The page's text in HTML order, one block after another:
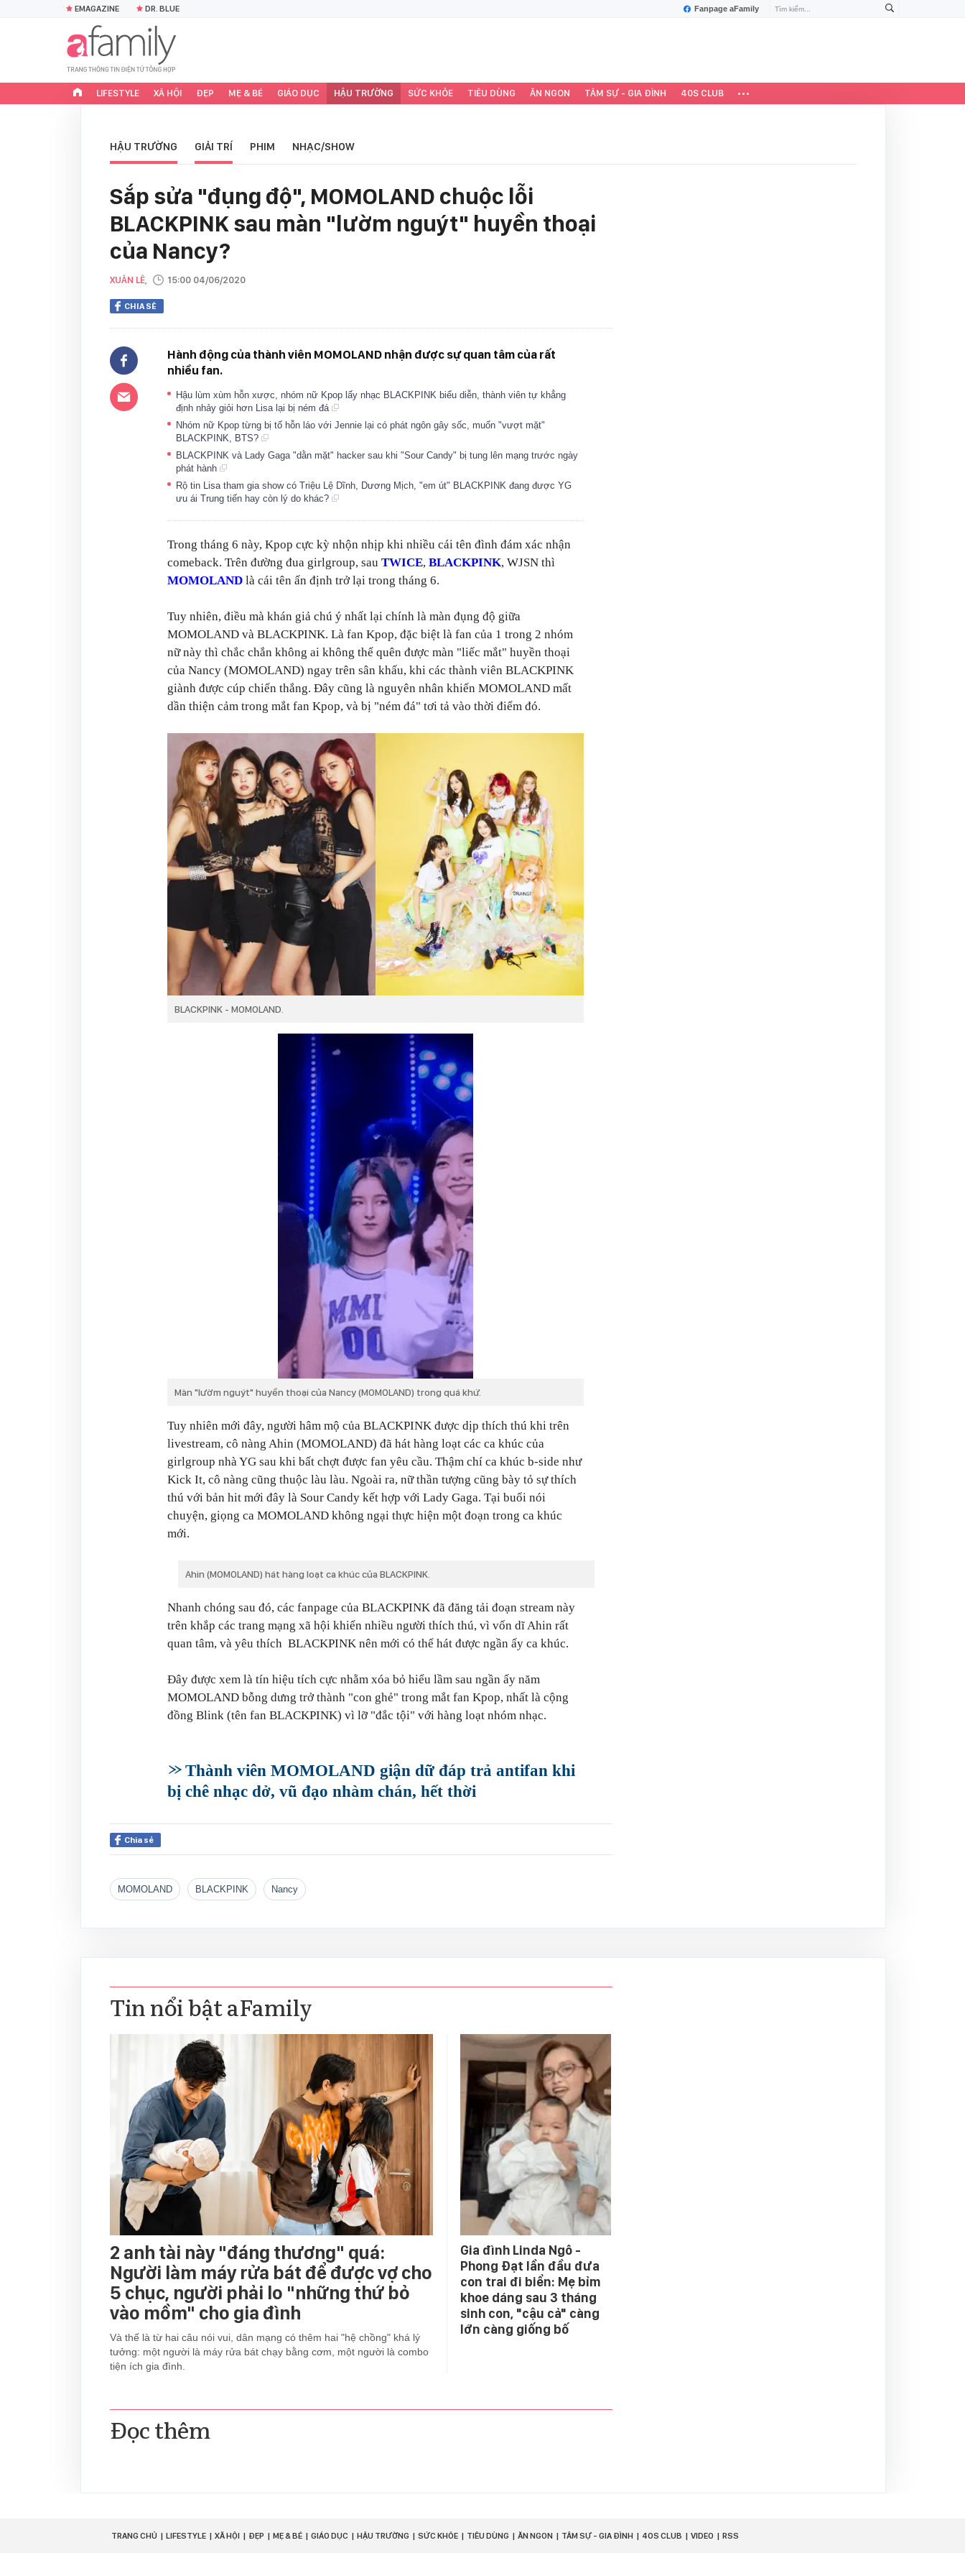
Fanpage aFamily
EMAGAZINE DR. BLUE
LIFESTYLE XÃ HỘI ĐẸP MẸ & BÉ GIÁO DỤC HẬU TRƯỜNG SỨC KHỎE TIÊU DÙNG ĂN NGON TÂM SỰ - GIA ĐÌNH 40S CLUB
HẬU TRƯỜNG GIẢI TRÍ PHIM NHẠC/SHOW
Sắp sửa "đụng độ", MOMOLAND chuộc lỗi
BLACKPINK sau màn "lườm nguýt" huyền thoại
của Nancy?
XUÂN LÊ, 15:00 04/06/2020
CHIA SẺ
Hành động của thành viên MOMOLAND nhận được sự quan tâm của rất
nhiều fan.
Hậu lùm xùm hỗn xược, nhóm nữ Kpop lấy nhạc BLACKPINK biểu diễn, thành viên tự khẳng
định nhảy giỏi hơn Lisa lại bị ném đá
Nhóm nữ Kpop từng bị tố hỗn láo với Jennie lại có phát ngôn gây sốc, muốn "vượt mặt"
BLACKPINK, BTS?
BLACKPINK và Lady Gaga "dằn mặt" hacker sau khi "Sour Candy" bị tung lên mạng trước ngày
phát hành
Rộ tin Lisa tham gia show có Triệu Lệ Dĩnh, Dương Mịch, "em út" BLACKPINK đang được YG
ưu ái Trung tiến hay còn lý do khác?
Trong tháng 6 này, Kpop cực kỳ nhộn nhịp khi nhiều cái tên đình đám xác nhận
comeback. Trên đường đua girlgroup, sau TWICE, BLACKPINK, WJSN thì
MOMOLAND là cái tên ấn định trở lại trong tháng 6.
Tuy nhiên, điều mà khán giả chú ý nhất lại chính là màn đụng độ giữa
MOMOLAND và BLACKPINK. Là fan Kpop, đặc biệt là fan của 1 trong 2 nhóm
nữ này thì chắc chắn không ai không thể quên được màn "liếc mắt" huyền thoại
của Nancy (MOMOLAND) ngay trên sân khấu, khi các thành viên BLACKPINK
giành được cúp chiến thắng. Đây cũng là nguyên nhân khiến MOMOLAND mất
dần thiện cảm trong mắt fan Kpop, và bị "ném đá" tơi tả vào thời điểm đó.
BLACKPINK - MOMOLAND.
Màn "lườm nguýt" huyền thoại của Nancy (MOMOLAND) trong quá khứ.
Tuy nhiên mới đây, người hâm mộ của BLACKPINK được dịp thích thú khi trên
livestream, cô nàng Ahin (MOMOLAND) đã hát hàng loạt các ca khúc của
girlgroup nhà YG sau khi bất chợt được fan yêu cầu. Thậm chí ca khúc b-side như
Kick It, cô nàng cũng thuộc làu làu. Ngoài ra, nữ thần tượng cũng bày tỏ sự thích
thú với bản hit mới đây là Sour Candy kết hợp với Lady Gaga. Tại buổi nói
chuyện, giọng ca MOMOLAND không ngại thực hiện một đoạn trong ca khúc
mới.
Ahin (MOMOLAND) hát hàng loạt ca khúc của BLACKPINK.
Nhanh chóng sau đó, các fanpage của BLACKPINK đã đăng tải đoạn stream này
trên khắp các trang mạng xã hội khiến nhiều người thích thú, vì vốn dĩ Ahin rất
quan tâm, và yêu thích BLACKPINK nên mới có thể hát được ngần ấy ca khúc.
Đây được xem là tín hiệu tích cực nhằm xóa bỏ hiểu lầm sau ngần ấy năm
MOMOLAND bỗng dưng trở thành "con ghẻ" trong mắt fan Kpop, nhất là cộng
đồng Blink (tên fan BLACKPINK) vì lỡ "đắc tội" với hàng loạt nhóm nhạc.
Thành viên MOMOLAND giận dữ đáp trả antifan khi
bị chê nhạc dở, vũ đạo nhàm chán, hết thời
Chia sẻ
MOMOLAND BLACKPINK Nancy
Tin nổi bật aFamily
2 anh tài này "đáng thương" quá:
Người làm máy rửa bát để được vợ cho
5 chục, người phải lo "những thứ bỏ
vào mồm" cho gia đình
Và thế là từ hai câu nói vui, dân mạng có thêm hai "hệ chồng" khá lý
tưởng: một người là máy rửa bát chạy bằng cơm, một người là combo
tiện ích gia đình.
Gia đình Linda Ngô -
Phong Đạt lần đầu đưa
con trai đi biển: Mẹ bỉm
khoe dáng sau 3 tháng
sinh con, "cậu cả" càng
lớn càng giống bố
Đọc thêm
TRANG CHỦ LIFESTYLE XÃ HỘI ĐẸP MẸ & BÉ GIÁO DỤC HẬU TRƯỜNG SỨC KHỎE TIÊU DÙNG ĂN NGON TÂM SỰ - GIA ĐÌNH 40S CLUB VIDEO RSS